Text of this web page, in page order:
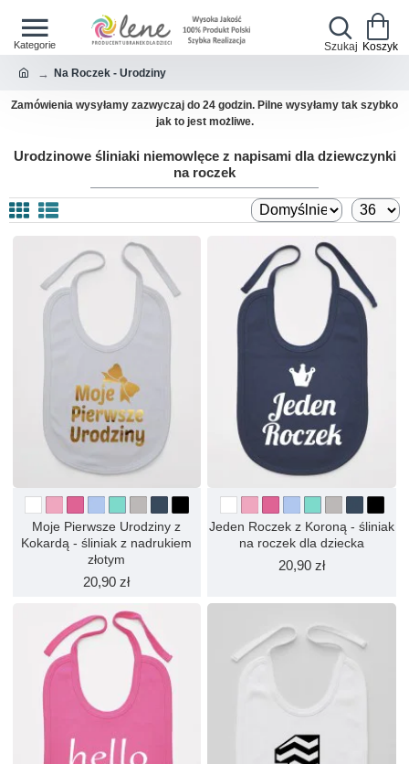
Na Roczek - Urodziny
Zamówienia wysyłamy zazwyczaj do 24 godzin. Pilne wysyłamy tak szybko
jak to jest możliwe.
Urodzinowe śliniaki niemowlęce z napisami dla dziewczynki
na roczek
Moje Pierwsze Urodziny z
Kokardą - śliniak z nadrukiem
złotym
20,90 zł
Jeden Roczek z Koroną - śliniak
na roczek dla dziecka
20,90 zł